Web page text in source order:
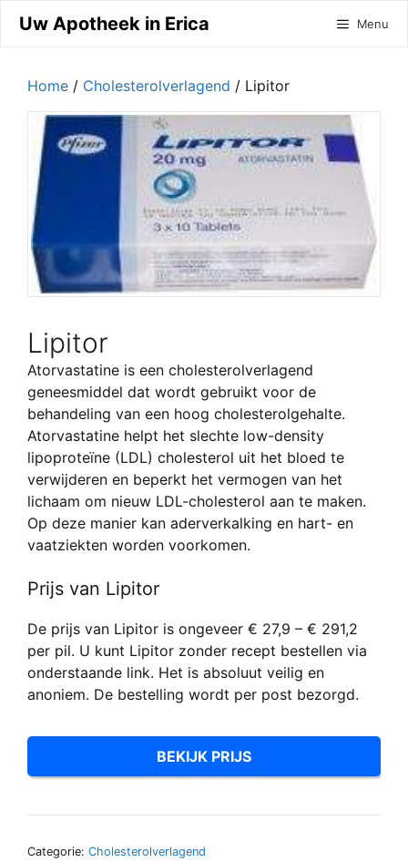
naar
inhoud
Uw Apotheek in Erica Menu
Home / Cholesterolverlagend / Lipitor
Lipitor
Atorvastatine is een cholesterolverlagend
geneesmiddel dat wordt gebruikt voor de
behandeling van een hoog cholesterolgehalte.
Atorvastatine helpt het slechte low-density
lipoproteïne (LDL) cholesterol uit het bloed te
verwijderen en beperkt het vermogen van het
lichaam om nieuw LDL-cholesterol aan te maken.
Op deze manier kan aderverkalking en hart- en
vaatziekten worden voorkomen.
Prijs van Lipitor
De prijs van Lipitor is ongeveer € 27,9 – € 291,2
per pil. U kunt Lipitor zonder recept bestellen via
onderstaande link. Het is absoluut veilig en
anoniem. De bestelling wordt per post bezorgd.
BEKIJK PRIJS
Categorie: Cholesterolverlagend